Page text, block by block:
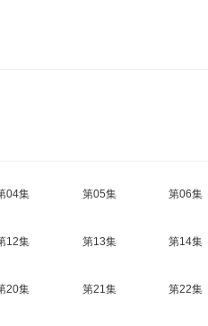
04集 第05集 第06集
12集 第13集 第14集
20集 第21集 第22集